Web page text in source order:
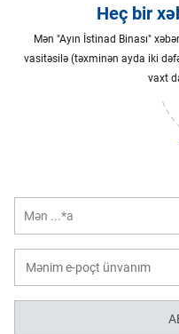
Heç bir
Mən "Ayın İstinad Binası"
vasitəsilə (təxminən ayda iki
vaxt
Mən ...*a